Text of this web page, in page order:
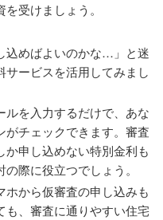
受けましょう。
込めばよいのかな…」と迷
サービスを活用してみまし
ルを入力するだけで、あな
がチェックできます。審査
申し込めない特別金利も
際に役立つでしょう。
から仮審査の申し込みも
も、審査に通りやすい住宅